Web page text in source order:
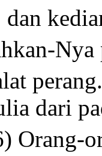
Nya
perang.
dari
Orang-